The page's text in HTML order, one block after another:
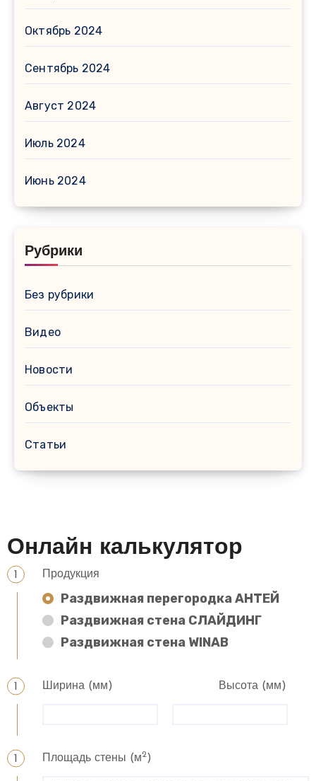
Октябрь 2024
Сентябрь 2024
Август 2024
Июль 2024
Июнь 2024
Рубрики
Без рубрики
Видео
Новости
Объекты
Статьи
Онлайн калькулятор
Продукция
Раздвижная перегородка АНТЕЙ
Раздвижная стена СЛАЙДИНГ
Раздвижная стена WINAB
Ширина (мм) Высота (мм)
Площадь стены (м2)